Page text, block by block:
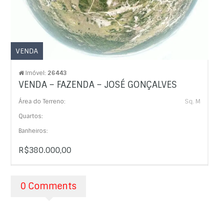
VENDA
Imóvel: 26443
VENDA – FAZENDA – JOSÉ GONÇALVES
Área do Terreno:
Sq. M
Quartos:
Banheiros:
R$380.000,00
0 Comments